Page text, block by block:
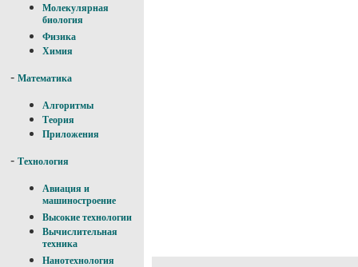
Молекулярная
биология
Физика
Химия
- Математика
Алгоритмы
Теория
Приложения
- Технология
Авиация и
машиностроение
Высокие технологии
Вычислительная
техника
Нанотехнология